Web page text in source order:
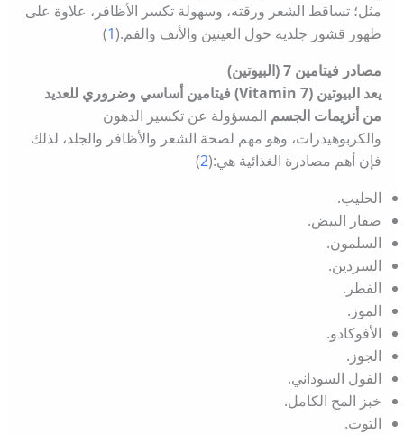
مثل؛ تساقط الشعر ورقته، وسهولة تكسر الأظافر، علاوة على
ظهور قشور جلدية حول العينين والأنف والفم.(1
)
مصادر فيتامين 7 (البيوتين)
يعد البيوتين (Vitamin 7) فيتامين أساسي وضروري للعديد
من أنزيمات الجسم المسؤولة عن تكسير الدهون
والكربوهيدرات، وهو مهم لصحة الشعر والأظافر والجلد، لذلك
فإن أهم مصادرة الغذائية هي:(2
)
الحليب.
صفار البيض.
السلمون.
السردين.
الفطر.
الموز.
الأفوكادو.
الجوز.
الفول السوداني.
خبز المح الكامل.
التوت.